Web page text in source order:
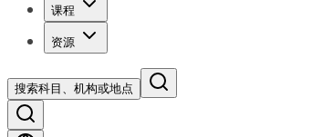
课程
资源
搜索科目、机构或地点